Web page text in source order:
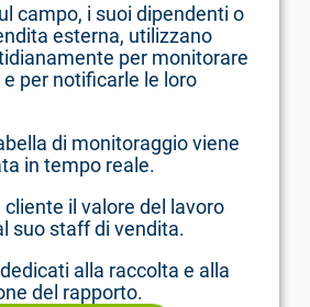
campo, i suoi dipendenti o
esterna, utilizzano
per monitorare
per notificarle le loro
di monitoraggio viene
in tempo reale.
il valore del lavoro
suo staff di vendita.
alla raccolta e alla
del rapporto.